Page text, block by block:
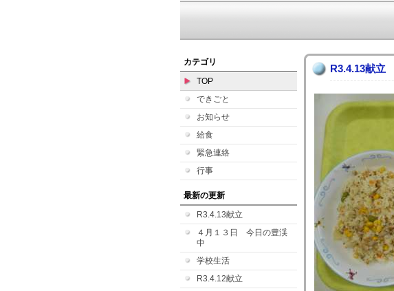
カテゴリ
TOP
できごと
お知らせ
給食
緊急連絡
行事
最新の更新
R3.4.13献立
４月１３日 今日の豊渓
中
学校生活
R3.4.12献立
R3.4.13献立